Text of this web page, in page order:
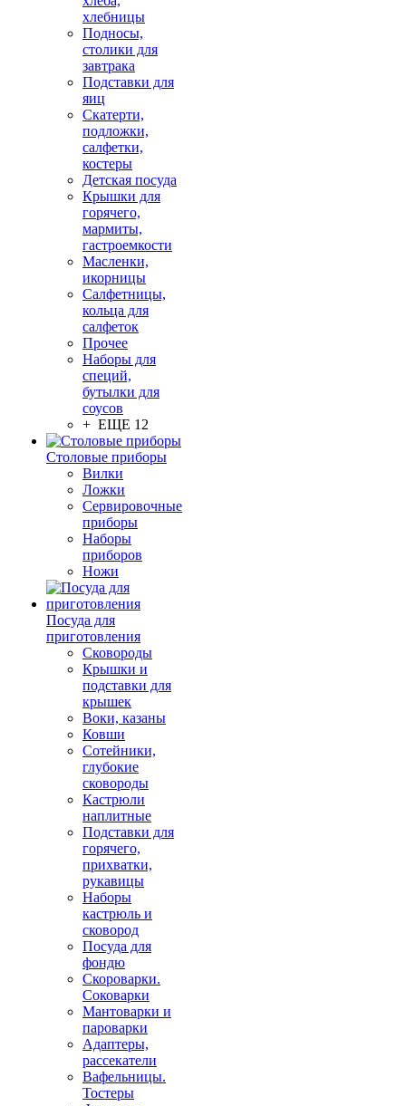
хлебницы
Подносы,
столики для
завтрака
Подставки для
яиц
Скатерти,
подложки,
салфетки,
костеры
Детская посуда
Крышки для
горячего,
мармиты,
гастроемкости
Масленки,
икорницы
Салфетницы,
кольца для
салфеток
Прочее
Наборы для
специй,
бутылки для
соусов
+ ЕЩЕ 12
Столовые приборы
Вилки
Ложки
Сервировочные
приборы
Наборы
приборов
Ножи
Посуда для
приготовления
Сковороды
Крышки и
подставки для
крышек
Воки, казаны
Ковши
Сотейники,
глубокие
сковороды
Кастрюли
наплитные
Подставки для
горячего,
прихватки,
рукавицы
Наборы
кастрюль и
сковород
Посуда для
фондю
Скороварки.
Соковарки
Мантоварки и
пароварки
Адаптеры,
рассекатели
Вафельницы.
Тостеры